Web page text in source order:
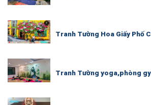
Tranh Tường Hoa Giấy Phố
Tranh Tường yoga,phòng